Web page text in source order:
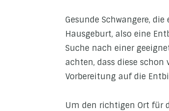
Gesunde Schwangere,
Hausgeburt, also eine
Suche nach einer
achten, dass diese
Vorbereitung auf die
Um den richtigen Ort für